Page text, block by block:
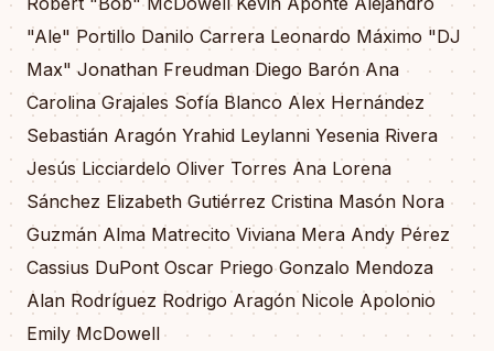
"Ale" Portillo Danilo Carrera Leonardo Máximo "DJ
Max" Jonathan Freudman Diego Barón Ana
Carolina Grajales Sofía Blanco Alex Hernández
Sebastián Aragón Yrahid Leylanni Yesenia Rivera
Jesús Licciardelo Oliver Torres Ana Lorena
Sánchez Elizabeth Gutiérrez Cristina Masón Nora
Guzmán Alma Matrecito Viviana Mera Andy Pérez
Cassius DuPont Oscar Priego Gonzalo Mendoza
Alan Rodríguez Rodrigo Aragón Nicole Apolonio
Emily McDowell